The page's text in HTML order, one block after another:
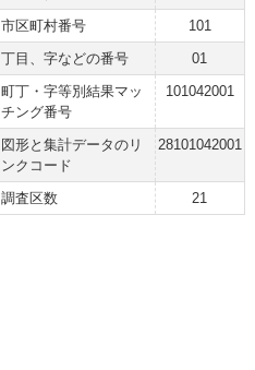
市区町村番号
101
丁目、字などの番号
01
町丁・字等別結果マッ
チング番号
101042001
図形と集計データのリ
ンクコード
28101042001
調査区数 21